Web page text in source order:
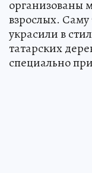
организованы
взрослых.
украсили в
татарских
специально